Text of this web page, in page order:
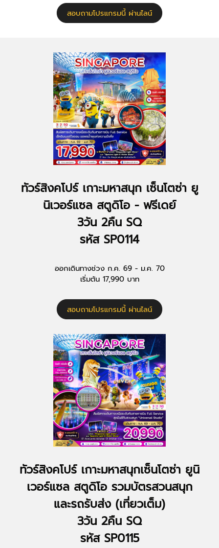
สอบถามโปรแกรมนี้ ผ่านไลน์
ทัวร์สิงคโปร์ เกาะมหาสนุก เซ็นโตซ่า ยู
นิเวอร์แซล สตูดิโอ - ฟรีเดย์
3วัน 2คืน SQ
รหัส SP0114
ออกเดินทางช่วง ก.ค. 69 - ม.ค. 70
เริ่มต้น 17,990 บาท
สอบถามโปรแกรมนี้ ผ่านไลน์
ทัวร์สิงคโปร์ เกาะมหาสนุกเซ็นโตซ่า ยูนิ
เวอร์แซล สตูดิโอ รวมบัตรสวนสนุก
และรถรับส่ง (เที่ยวเต็ม)
3วัน 2คืน SQ
รหัส SP0115